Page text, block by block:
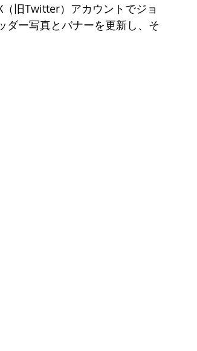
旧Twitter）アカウントでジョ
ダー写真とバナーを更新し、そ